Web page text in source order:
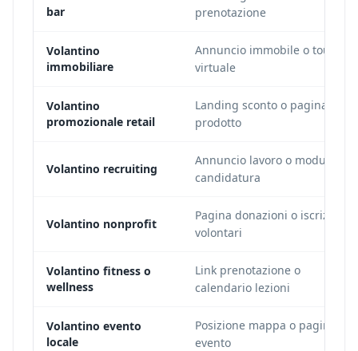
bar
prenotazione
Volantino
immobiliare
Annuncio immobile o tour
virtuale
Volantino
promozionale retail
Landing sconto o pagina
prodotto
Volantino recruiting
Annuncio lavoro o modulo
candidatura
Volantino nonprofit
Pagina donazioni o iscrizione
volontari
Volantino fitness o
wellness
Link prenotazione o
calendario lezioni
Volantino evento
locale
Posizione mappa o pagina
evento